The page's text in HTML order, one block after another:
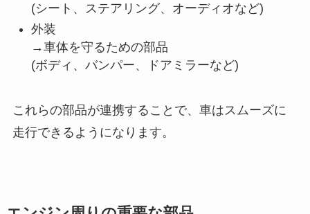
(シート、ステアリング、オーディオなど)
外装
→車体を守るための部品
(ボディ、バンパー、ドアミラーなど)
これらの部品が連携することで、車はスムーズに
走行できるようになります。